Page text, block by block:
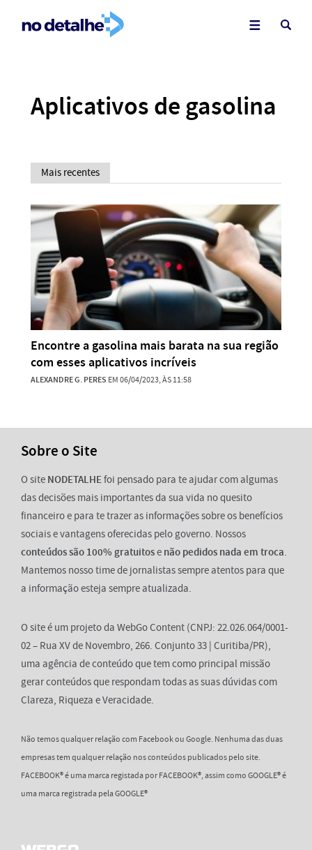
Aplicativos de gasolina
Mais recentes
Encontre a gasolina mais barata na sua região
com esses aplicativos incríveis
ALEXANDRE G. PERES EM 06/04/2023, ÀS 11:58
Sobre o Site
O site NODETALHEfoi pensado para te ajudar com algumas
das decisões mais importantes da sua vida no quesito
financeiro e para te trazer as informações sobre os benefícios
sociais e vantagens oferecidas pelo governo. Nossos
conteúdos são 100% gratuitose não pedidos nada em troca.
Mantemos nosso time de jornalistas sempre atentos para que
a informação esteja sempre atualizada.
O site é um projeto da WebGo Content (CNPJ: 22.026.064/0001-
02 – Rua XV de Novembro, 266. Conjunto 33 | Curitiba/PR),
uma agência de conteúdo que tem como principal missão
gerar conteúdos que respondam todas as suas dúvidas com
Clareza, Riqueza e Veracidade.
Não temos qualquer relação com Facebook ou Google. Nenhuma das duas
empresas tem qualquer relação nos conteúdos publicados pelo site.
FACEBOOK® é uma marca registada por FACEBOOK®, assim como GOOGLE® é
uma marca registrada pela GOOGLE®